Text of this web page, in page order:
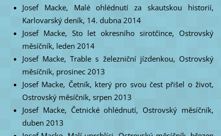
Josef Macke, Malé ohlédnutí za skautskou historií,
Karlovarský deník, 14. dubna 2014
Josef Macke, Sto let okresního sirotčince, Ostrovský
měsíčník, leden 2014
Josef Macke, Trable s železniční jízdenkou, Ostrovský
měsíčník, prosinec 2013
Josef Macke, Četník, který pro svou čest přišel o život,
Ostrovský měsíčník, srpen 2013
Josef Macke, Četnické ohlédnutí, Ostrovský měsíčník,
duben 2013